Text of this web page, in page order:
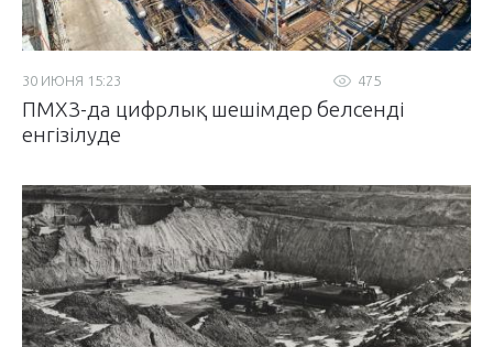
475
30 ИЮНЯ 15:23
ПМХЗ-да цифрлық шешімдер белсенді
енгізілуде